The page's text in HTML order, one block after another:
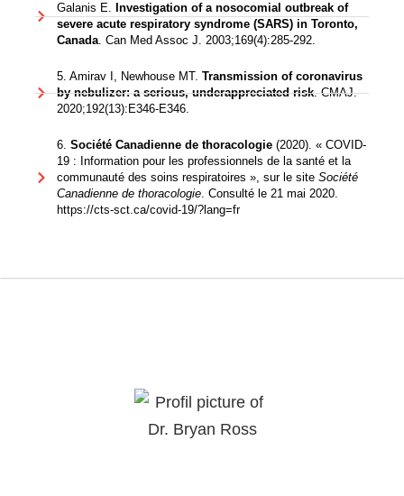
Galanis E. Investigation of a nosocomial outbreak of
severe acute respiratory syndrome (SARS) in Toronto,
Canada. Can Med Assoc J. 2003;169(4):285-292.
5. Amirav I, Newhouse MT. Transmission of coronavirus
by nebulizer: a serious, underappreciated risk. CMAJ.
2020;192(13):E346-E346.
6. Société Canadienne de thoracologie(2020). « COVID-
19 : Information pour les professionnels de la santé et la
communauté des soins respiratoires », sur le site Société
Canadienne de thoracologie. Consulté le 21 mai 2020.
https://cts-sct.ca/covid-19/?lang=fr